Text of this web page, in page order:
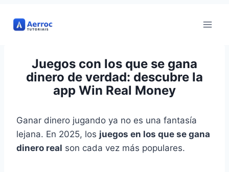
Juegos con los que se gana
dinero de verdad: descubre la
app Win Real Money
Ganar dinero jugando ya no es una fantasía
lejana. En 2025, los juegos en los que se gana
dinero real son cada vez más populares.